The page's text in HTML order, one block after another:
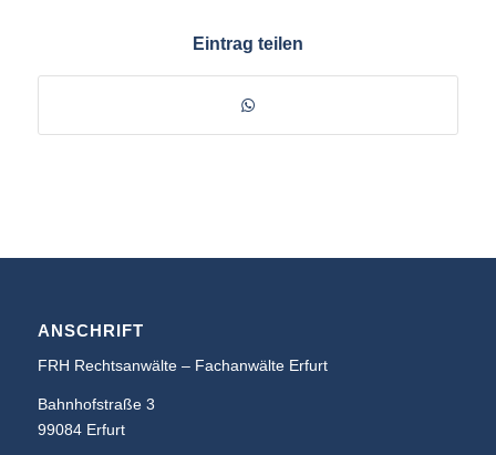
Eintrag teilen
ANSCHRIFT
FRH Rechtsanwälte – Fachanwälte Erfurt
Bahnhofstraße 3
99084 Erfurt